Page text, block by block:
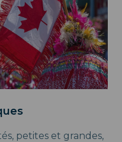
petites et grandes,